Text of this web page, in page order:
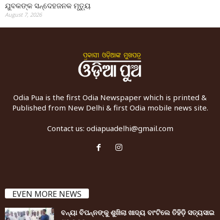
ଯୁବକଙ୍କ ସନ୍ଦେହଜନକ ମୃତ୍ୟୁ
August 7, 2026
Odia Pua is the first Odia Newspaper which is printed &
Published from New Delhi & first Odia mobile news site.
Contact us: odiapuadelhi@gmail.com
EVEN MORE NEWS
ବନ୍ୟା ବିପନ୍ନଙ୍କୁ ଶୁଖିଲା ଖାଦ୍ୟ ବାଂଟିଲେ ତିହିଡି଼ ସତ୍ୟସାଇ